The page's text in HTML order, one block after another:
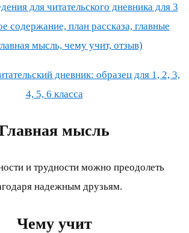
для читательского дневника для 3
содержание, план рассказа, главные
мысль, чему учит, отзыв)
дневник: образец для 1, 2, 3,
4, 5, 6 класса
мысль
и трудности можно преодолеть
надежным друзьям.
Чему учит